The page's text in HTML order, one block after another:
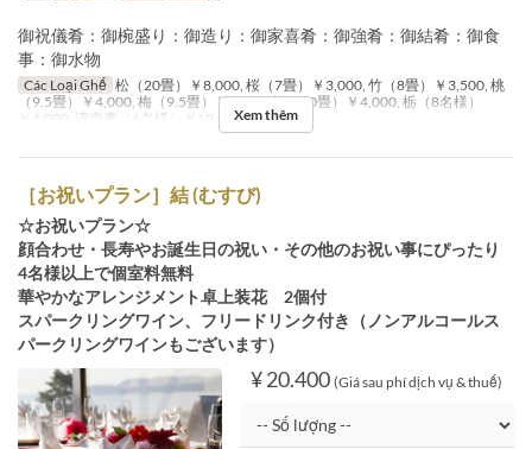
御祝儀肴：御椀盛り：御造り：御家喜肴：御強肴：御結肴：御食
事：御水物
Các Loại Ghế 松（20畳）￥8,000, 桜（7畳）￥3,000, 竹（8畳）￥3,500, 桃
（9.5畳）￥4,000, 梅（9.5畳）￥4,000, 桐（10畳）￥4,000, 栃（8名様）
￥4,000, 濤声庵（6名様）￥10,000Xem thêm
［お祝いプラン］結 (むすび)
☆お祝いプラン☆
顔合わせ・長寿やお誕生日の祝い・その他のお祝い事にぴったり
4名様以上で個室料無料
華やかなアレンジメント卓上装花 2個付
スパークリングワイン、フリードリンク付き（ノンアルコールス
パークリングワインもございます）
¥ 20.400 (Giá sau phí dịch vụ & thuế)